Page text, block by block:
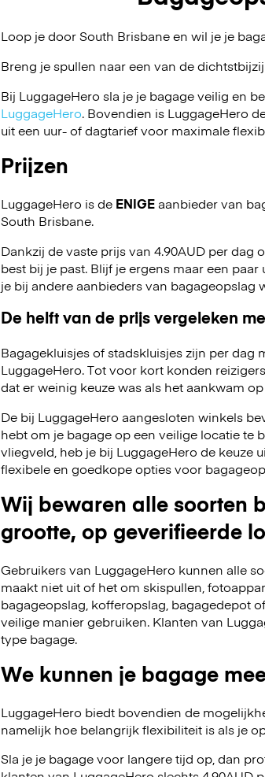
Loop je door South Brisbane en wil je je
Breng je spullen naar een van de
Bij LuggageHero sla je je bagage veilig en
LuggageHero. Bovendien is LuggageHero
uit een uur- of dagtarief voor maximale
Prijzen
LuggageHero is de ENIGEaanbieder van
South Brisbane.
Dankzij de vaste prijs van 4.90AUD per dag
best bij je past. Blijf je ergens maar een
je bij andere aanbieders van bagageopslag
De helft van de prijs vergeleken
Bagagekluisjes of stadskluisjes zijn per dag
LuggageHero. Tot voor kort konden
dat er weinig keuze was als het aankwam
De bij LuggageHero aangesloten winkels
hebt om je bagage op een veilige locatie te
vliegveld, heb je bij LuggageHero de keuze
flexibele en goedkope opties voor
Wij bewaren alle soorten
grootte, op geverifieerde
Gebruikers van LuggageHero kunnen alle
maakt niet uit of het om skispullen,
bagageopslag, kofferopslag, bagagedepot
veilige manier gebruiken. Klanten van
type bagage.
We kunnen je bagage
LuggageHero biedt bovendien de
namelijk hoe belangrijk flexibiliteit is als je
Sla je je bagage voor langere tijd op, dan